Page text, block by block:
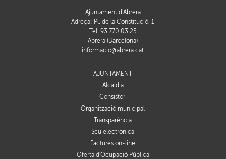
Ajuntament d'Abrera
Adreça: Pl. de la Constitució, 1
Tel. 93 770 03 25
Abrera (Barcelona)
informacio@abrera.cat
AJUNTAMENT
Alcaldia
Consistori
Organització municipal
Transparència
Seu electrònica
Factures on-line
Oferta d'Ocupació Pública